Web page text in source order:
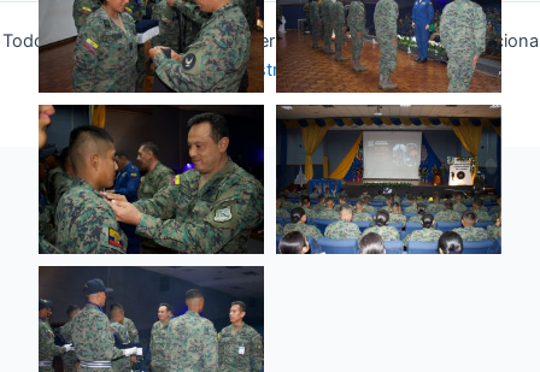
Todos los derechos © 2026 Fuerza Aérea Ecuatoriana | Funciona
gracias aTema Astra para WordPress